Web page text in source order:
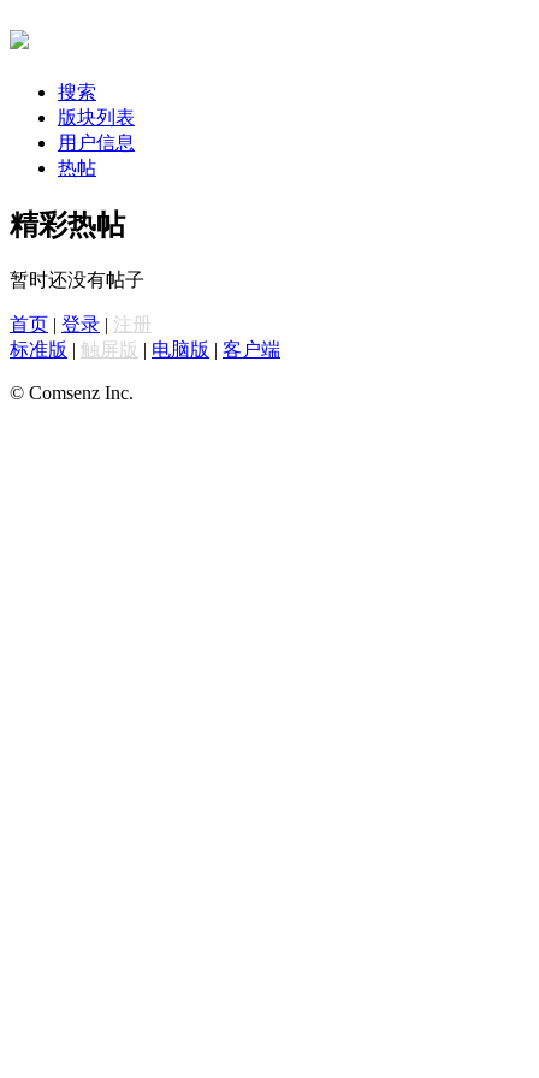
搜索
版块列表
用户信息
热帖
精彩热帖
暂时还没有帖子
首页 | 登录 | 注册
标准版 | 触屏版 | 电脑版 | 客户端
© Comsenz Inc.